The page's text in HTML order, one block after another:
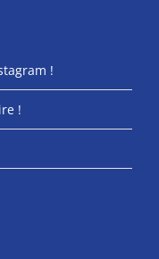
!
!